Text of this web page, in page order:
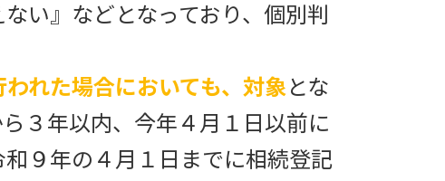
い』などとなっており、個別判
れた場合においても、対象とな
３年以内、今年４月１日以前に
９年の４月１日までに相続登記